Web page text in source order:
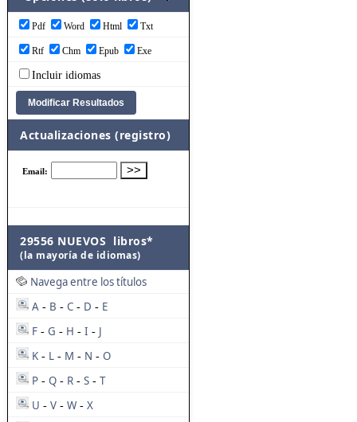
Pdf Word Html Txt
Rtf Chm Epub Exe
Incluir idiomas
Actualizaciones (registro)
29556 NUEVOS libros*
(la mayoría de idiomas)
Navega entre los títulos
A - B - C - D - E
F - G - H - I - J
K - L - M - N - O
P - Q - R - S - T
U - V - W - X